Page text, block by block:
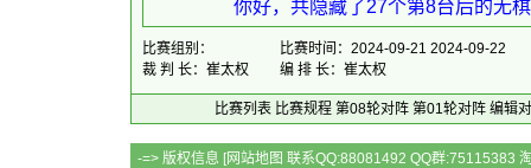
你好，共隐藏了27个第8台后的无
比赛组别：
比赛时间：2024-09-21 2024-09-22
裁 判 长：崔太权
编 排 长：崔太权
比赛列表 比赛规程 第08轮对阵 第01轮对阵 编辑
-=> 版权信息 [网站地图 联系QQ:88081492 QQ群:75115383